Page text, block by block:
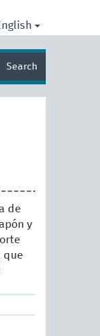
Search
de
y
que